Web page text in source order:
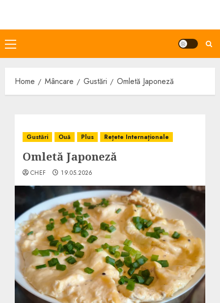
content
Primary
Menu
Home Mâncare Gustări Omletă Japoneză
Gustări Ouă Plus Rețete Internaționale
Omletă Japoneză
CHEF 19.05.2026